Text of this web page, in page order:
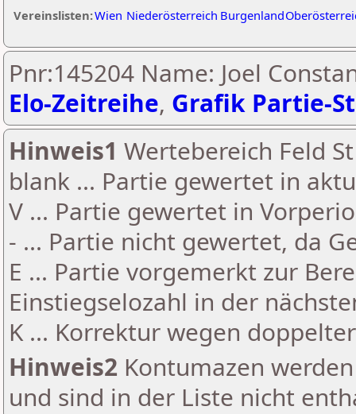
Vereinslisten:Wien Niederösterreich Burgenland
Pnr:145204 Name: Joel
Elo-Zeitreihe, Grafik Partie-
Hinweis1 Wertebereich Feld
blank ... Partie gewertet in
V ... Partie gewertet in
- ... Partie nicht gewertet, da
E ... Partie vorgemerkt zur
Einstiegselozahl in der
K ... Korrektur wegen
Hinweis2 Kontumazen
und sind in der Liste nicht